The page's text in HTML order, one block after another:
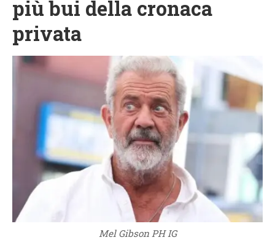
più bui della cronaca
privata
Mel Gibson PH IG